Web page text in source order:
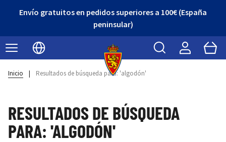
Envío gratuitos en pedidos superiores a 100€ (España
peninsular)
Seleccionar idioma
Buscar Cart
Inicio | Resultados de búsqueda para: 'algodón'
RESULTADOS DE BÚSQUEDA
PARA: 'ALGODÓN'